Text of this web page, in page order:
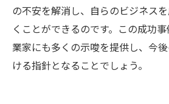
の不安を解消し、自らのビジネス
くことができるのです。この成功
業家にも多くの示唆を提供し、今
ける指針となることでしょう。